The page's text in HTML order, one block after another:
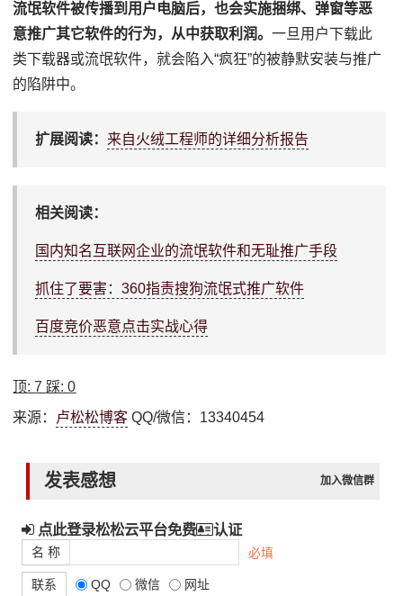
流氓软件被传播到用户电脑后，也会实施捆绑、弹窗等恶
意推广其它软件的行为，从中获取利润。一旦用户下载此
类下载器或流氓软件，就会陷入“疯狂”的被静默安装与推广
的陷阱中。
扩展阅读： 来自火绒工程师的详细分析报告
相关阅读：
国内知名互联网企业的流氓软件和无耻推广手段
抓住了要害：360指责搜狗流氓式推广软件
百度竞价恶意点击实战心得
顶:7 踩:0
来源： 卢松松博客 QQ/微信：13340454
发表感想 加入微信群
点此登录松松云平台免费 认证
名 称 必填
联系 QQ 微信 网址